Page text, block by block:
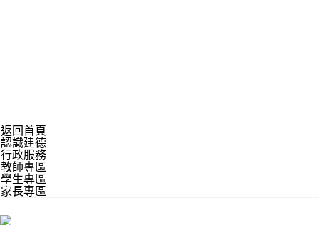
返回首頁
認識建德
行政服務
教師專區
學生專區
家長專區